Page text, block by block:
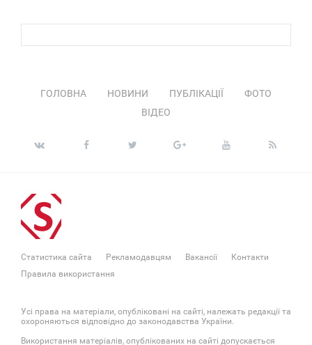
ГОЛОВНА НОВИНИ ПУБЛІКАЦІЇ
ФОТО
ВІДЕО
Статистика сайта Рекламодавцям Вакансії
Контакти
Правила використання
Усі права на матеріали, опубліковані на сайті, належать редакції та
охороняються відповідно до законодавства України.
Використання матеріалів, опублікованих на сайті допускається